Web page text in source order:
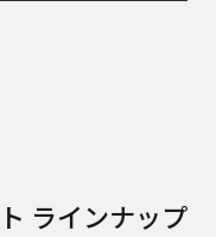
ラインナップ